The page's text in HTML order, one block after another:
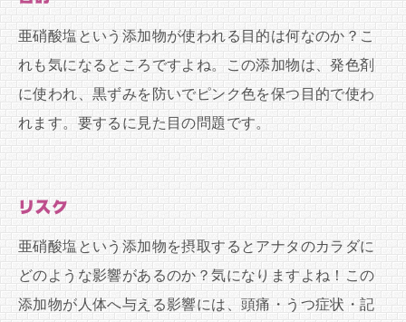
亜硝酸塩という添加物が使われる目的は何なのか？こ
れも気になるところですよね。この添加物は、発色剤
に使われ、黒ずみを防いでピンク色を保つ目的で使わ
れます。要するに見た目の問題です。
リスク
亜硝酸塩という添加物を摂取するとアナタのカラダに
どのような影響があるのか？気になりますよね！この
添加物が人体へ与える影響には、頭痛・うつ症状・記